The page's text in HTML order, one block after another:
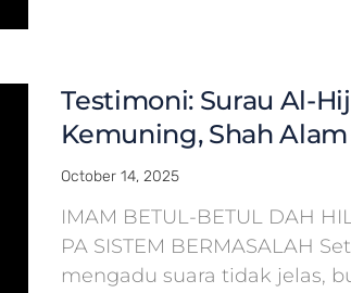
Testimoni: Surau Al-
Kemuning, Shah Alam
October 14, 2025
IMAM BETUL-BETUL DAH
PA SISTEM BERMASALAH
mengadu suara tidak jelas,